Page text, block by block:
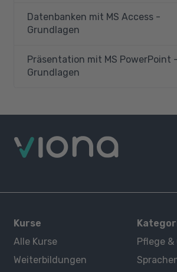
Datenbanken mit MS Access -
Grundlagen
Präsentation mit MS PowerPoint -
Grundlagen
Kurse
Alle Kurse
Weiterbildungen
Pflege